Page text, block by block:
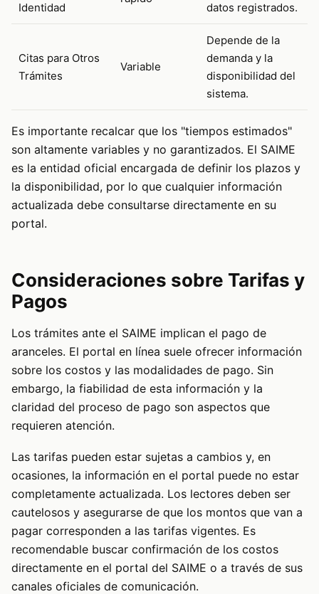
Identidad
datos registrados.
Citas para Otros
Trámites
Variable
Depende de la
demanda y la
disponibilidad del
sistema.
Es importante recalcar que los "tiempos estimados"
son altamente variables y no garantizados. El SAIME
es la entidad oficial encargada de definir los plazos y
la disponibilidad, por lo que cualquier información
actualizada debe consultarse directamente en su
portal.
Consideraciones sobre Tarifas y
Pagos
Los trámites ante el SAIME implican el pago de
aranceles. El portal en línea suele ofrecer información
sobre los costos y las modalidades de pago. Sin
embargo, la fiabilidad de esta información y la
claridad del proceso de pago son aspectos que
requieren atención.
Las tarifas pueden estar sujetas a cambios y, en
ocasiones, la información en el portal puede no estar
completamente actualizada. Los lectores deben ser
cautelosos y asegurarse de que los montos que van a
pagar corresponden a las tarifas vigentes. Es
recomendable buscar confirmación de los costos
directamente en el portal del SAIME o a través de sus
canales oficiales de comunicación.